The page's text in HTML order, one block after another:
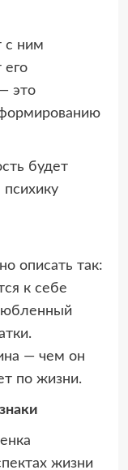
с ним
его
это
будет
описать так:
к себе
— чем он
по жизни.
жизни